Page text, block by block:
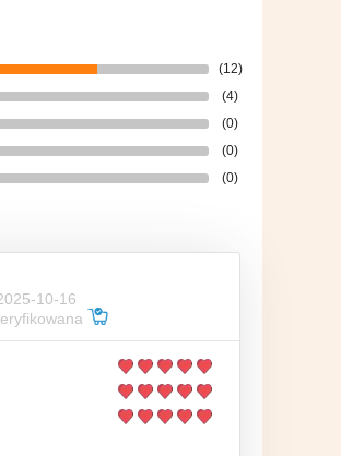
(12)
(4)
(0)
(0)
(0)
10-16